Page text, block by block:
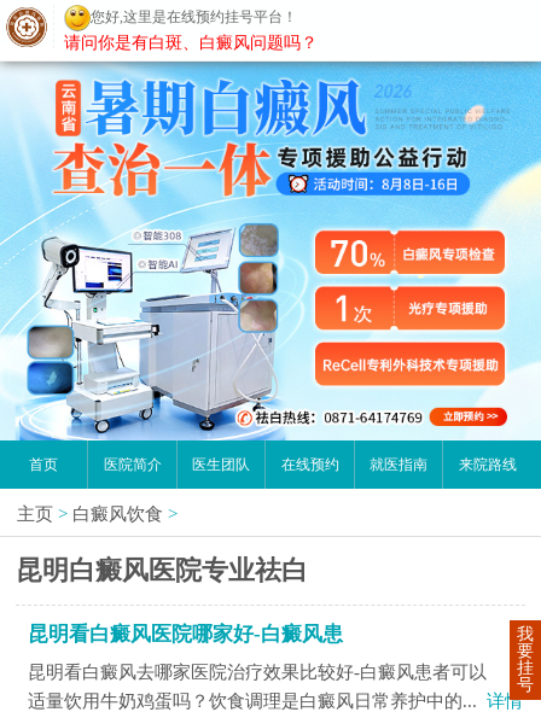
昆明白癜风医院
首页 医院简介 医生团队 在线预约 就医指南 来院路线
主页 > 白癜风饮食 >
昆明白癜风医院专业祛白
昆明看白癜风医院哪家好-白癜风患
昆明看白癜风去哪家医院治疗效果比较好-白癜风患者可以
适量饮用牛奶鸡蛋吗？饮食调理是白癜风日常养护中的... 详情
我
要
挂
号
您好,这里是在线预约挂号平台！
请问你是有白斑、白癜风问题吗？